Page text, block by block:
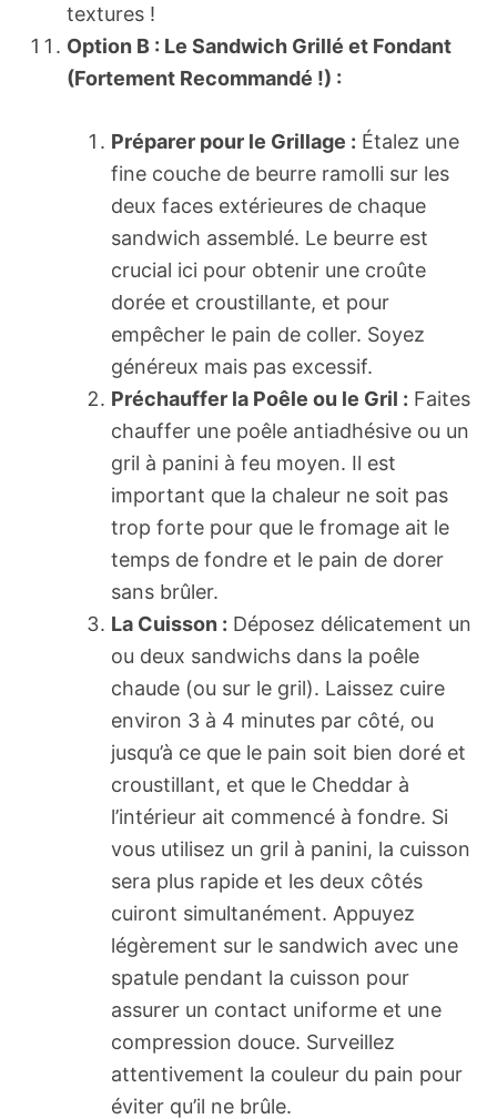
textures !
Option B : Le Sandwich Grillé et Fondant
(Fortement Recommandé !) :
Préparer pour le Grillage : Étalez une
fine couche de beurre ramolli sur les
deux faces extérieures de chaque
sandwich assemblé. Le beurre est
crucial ici pour obtenir une croûte
dorée et croustillante, et pour
empêcher le pain de coller. Soyez
généreux mais pas excessif.
Préchauffer la Poêle ou le Gril : Faites
chauffer une poêle antiadhésive ou un
gril à panini à feu moyen. Il est
important que la chaleur ne soit pas
trop forte pour que le fromage ait le
temps de fondre et le pain de dorer
sans brûler.
La Cuisson : Déposez délicatement un
ou deux sandwichs dans la poêle
chaude (ou sur le gril). Laissez cuire
environ 3 à 4 minutes par côté, ou
jusqu’à ce que le pain soit bien doré et
croustillant, et que le Cheddar à
l’intérieur ait commencé à fondre. Si
vous utilisez un gril à panini, la cuisson
sera plus rapide et les deux côtés
cuiront simultanément. Appuyez
légèrement sur le sandwich avec une
spatule pendant la cuisson pour
assurer un contact uniforme et une
compression douce. Surveillez
attentivement la couleur du pain pour
éviter qu’il ne brûle.